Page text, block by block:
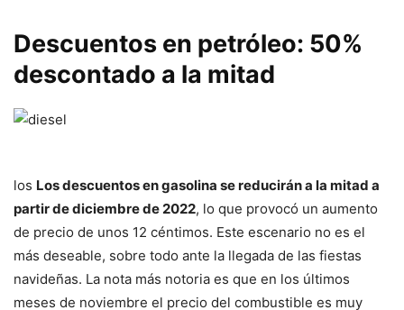
Descuentos en petróleo: 50%
descontado a la mitad
los Los descuentos en gasolina se reducirán a la mitad a
partir de diciembre de 2022, lo que provocó un aumento
de precio de unos 12 céntimos. Este escenario no es el
más deseable, sobre todo ante la llegada de las fiestas
navideñas. La nota más notoria es que en los últimos
meses de noviembre el precio del combustible es muy